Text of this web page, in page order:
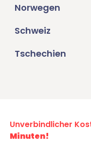
Norwegen
Schweiz
Tschechien
Unverbindlicher
Minuten!